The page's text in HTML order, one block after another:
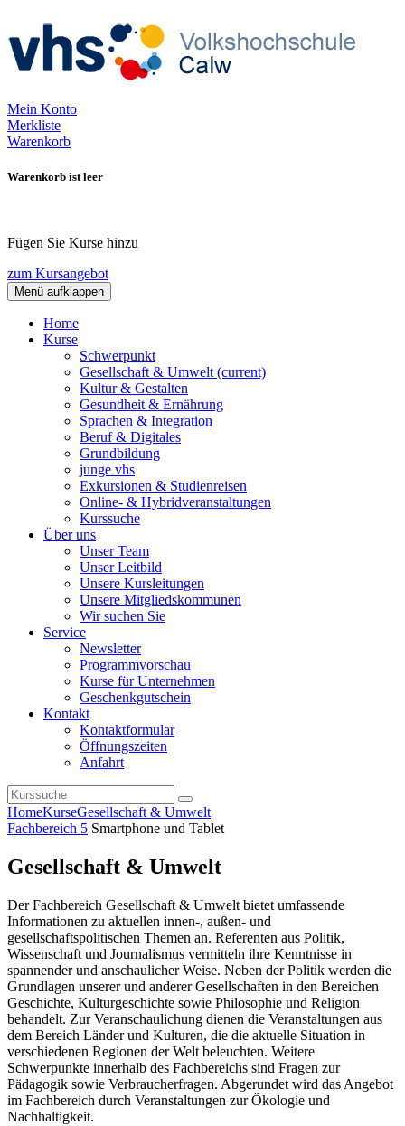
Mein Konto
Merkliste
Warenkorb
Warenkorb ist leer
Fügen Sie Kurse hinzu
zum Kursangebot
Menü aufklappen
Home
Kurse
Schwerpunkt
Gesellschaft & Umwelt (current)
Kultur & Gestalten
Gesundheit & Ernährung
Sprachen & Integration
Beruf & Digitales
Grundbildung
junge vhs
Exkursionen & Studienreisen
Online- & Hybridveranstaltungen
Kurssuche
Über uns
Unser Team
Unser Leitbild
Unsere Kursleitungen
Unsere Mitgliedskommunen
Wir suchen Sie
Service
Newsletter
Programmvorschau
Kurse für Unternehmen
Geschenkgutschein
Kontakt
Kontaktformular
Öffnungszeiten
Anfahrt
HomeKurseGesellschaft & Umwelt
Fachbereich 5 Smartphone und Tablet
Gesellschaft & Umwelt
Der Fachbereich Gesellschaft & Umwelt bietet umfassende
Informationen zu aktuellen innen-, außen- und
gesellschaftspolitischen Themen an. Referenten aus Politik,
Wissenschaft und Journalismus vermitteln ihre Kenntnisse in
spannender und anschaulicher Weise. Neben der Politik werden die
Grundlagen unserer und anderer Gesellschaften in den Bereichen
Geschichte, Kulturgeschichte sowie Philosophie und Religion
behandelt. Zur Veranschaulichung dienen die Veranstaltungen aus
dem Bereich Länder und Kulturen, die die aktuelle Situation in
verschiedenen Regionen der Welt beleuchten. Weitere
Schwerpunkte innerhalb des Fachbereichs sind Fragen zur
Pädagogik sowie Verbraucherfragen. Abgerundet wird das Angebot
im Fachbereich durch Veranstaltungen zur Ökologie und
Nachhaltigkeit.